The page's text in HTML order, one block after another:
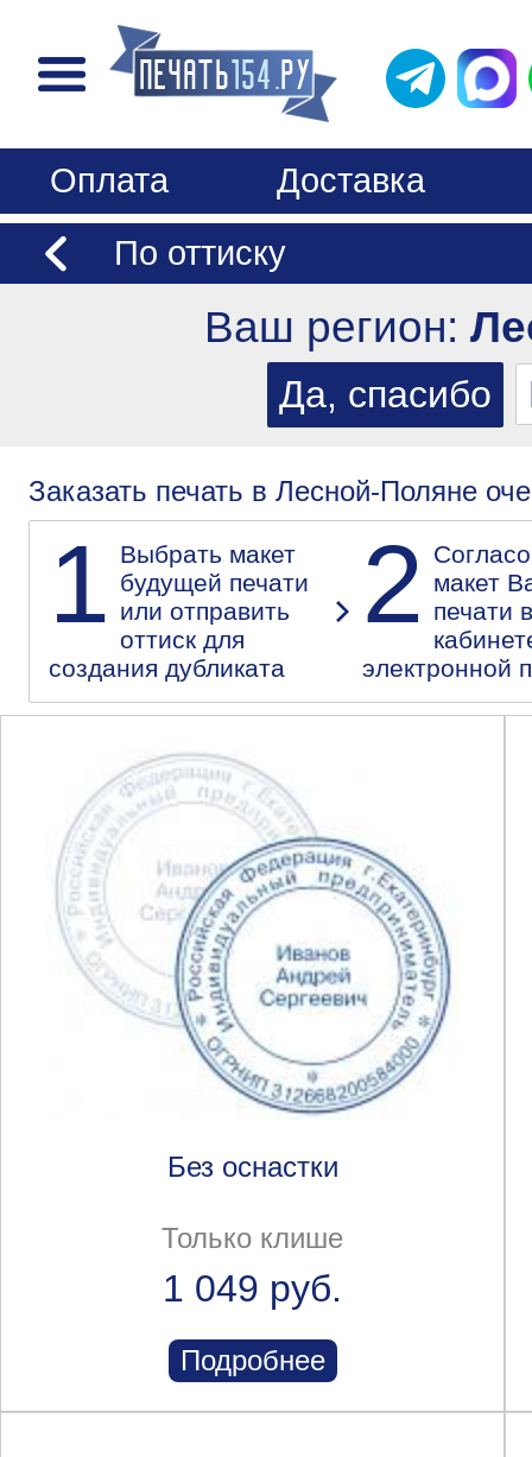
Оплата
Доставка
По оттиску
Ваш регион:
Заказать печать в Лесной-Поляне
1 Выбрать макет
будущей печати
или отправить
оттиск для
создания дубликата
2
макет
печати
электронной
Без оснастки
Только клише
1 049 руб.
Подробнее